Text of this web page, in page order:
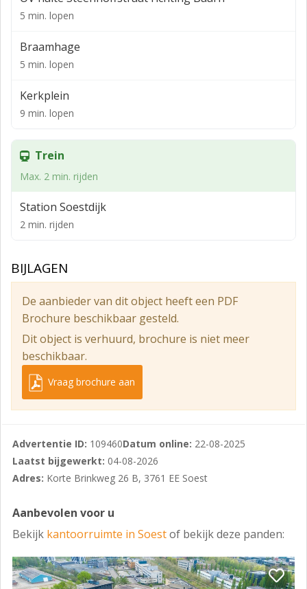
De trap naar de verdieping geeft toegang tot een open
en heerlijk lichte werkruimte (ca. 48m2).
Direct naast het pand bevindt zich een (aangebouwde)
garage die vervolgens toegang geeft tot een
archiefruimte (11m2).
- houten vloer en vloerbedekking
- systeemplafond met verlichtingsarmaturen
- toilet
- airconditioning
- aansluiting glasvezel
Parkeren
Op eigen terrein is ruimte voor ca. 4 auto's. Langs deze
straat liggen openbare parkeerplaatsen (vrij
parkeren).
Huurvoorwaarden
(huurtermijn, indexering, opzegtermijn,
zekerheidsstelling etc. etc.).
5 min. lopen
Braamhage
5 min. lopen
Kerkplein
9 min. lopen
Trein
Max. 2 min. rijden
Station Soestdijk
2 min. rijden
BIJLAGEN
De aanbieder van dit object heeft een PDF
Brochure beschikbaar gesteld.
Dit object is verhuurd, brochure is niet meer
beschikbaar.
Vraag brochure aan
Advertentie ID: 109460Datum online: 22-08-2025
Laatst bijgewerkt: 04-08-2026
Adres: Korte Brinkweg 26 B, 3761 EE Soest
Aanbevolen voor u
Bekijk kantoorruimte in Soestof bekijk deze panden: